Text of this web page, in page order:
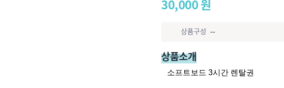
30,000원
상품구성 --
상품소개
소프트보드 3시간 렌탈권